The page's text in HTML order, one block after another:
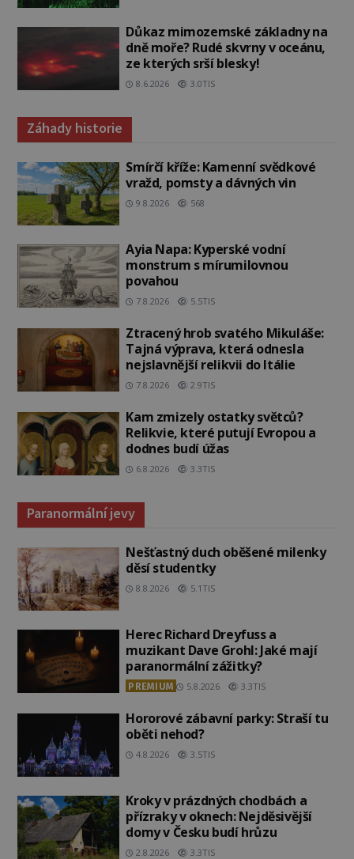
Důkaz mimozemské základny na
dně moře? Rudé skvrny v oceánu,
ze kterých srší blesky!
8.6.2026 3.0TIS
Záhady historie
Smírčí kříže: Kamenní svědkové
vražd, pomsty a dávných vin
9.8.2026 568
Ayia Napa: Kyperské vodní
monstrum s mírumilovnou
povahou
7.8.2026 5.5TIS
Ztracený hrob svatého Mikuláše:
Tajná výprava, která odnesla
nejslavnější relikvii do Itálie
7.8.2026 2.9TIS
Kam zmizely ostatky světců?
Relikvie, které putují Evropou a
dodnes budí úžas
6.8.2026 3.3TIS
Paranormální jevy
Nešťastný duch oběšené milenky
děsí studentky
8.8.2026 5.1TIS
Herec Richard Dreyfuss a
muzikant Dave Grohl: Jaké mají
paranormální zážitky?
PREMIUM 5.8.2026 3.3TIS
Hororové zábavní parky: Straší tu
oběti nehod?
4.8.2026 3.5TIS
Kroky v prázdných chodbách a
přízraky v oknech: Nejděsivější
domy v Česku budí hrůzu
2.8.2026 3.3TIS